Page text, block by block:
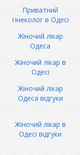
Приватний
гінеколог в Одесі
Жіночий лікар
Одеса
Жіночий лікар в
Одесі
Жіночий лікар
Одеса відгуки
Жіночий лікар в
Одесі відгуки